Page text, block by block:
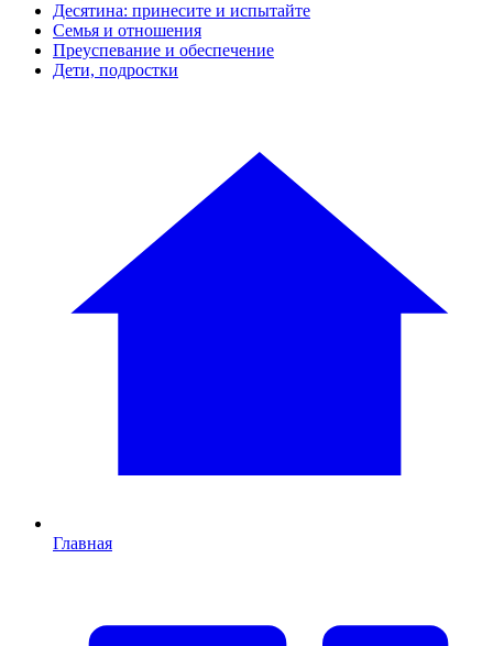
Десятина: принесите и испытайте
Семья и отношения
Преуспевание и обеспечение
Дети, подростки
Главная